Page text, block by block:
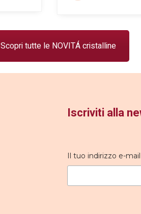
Scopri tutte le NOVITÁ cristalline
Iscriviti alla
Il tuo indirizzo e-mail